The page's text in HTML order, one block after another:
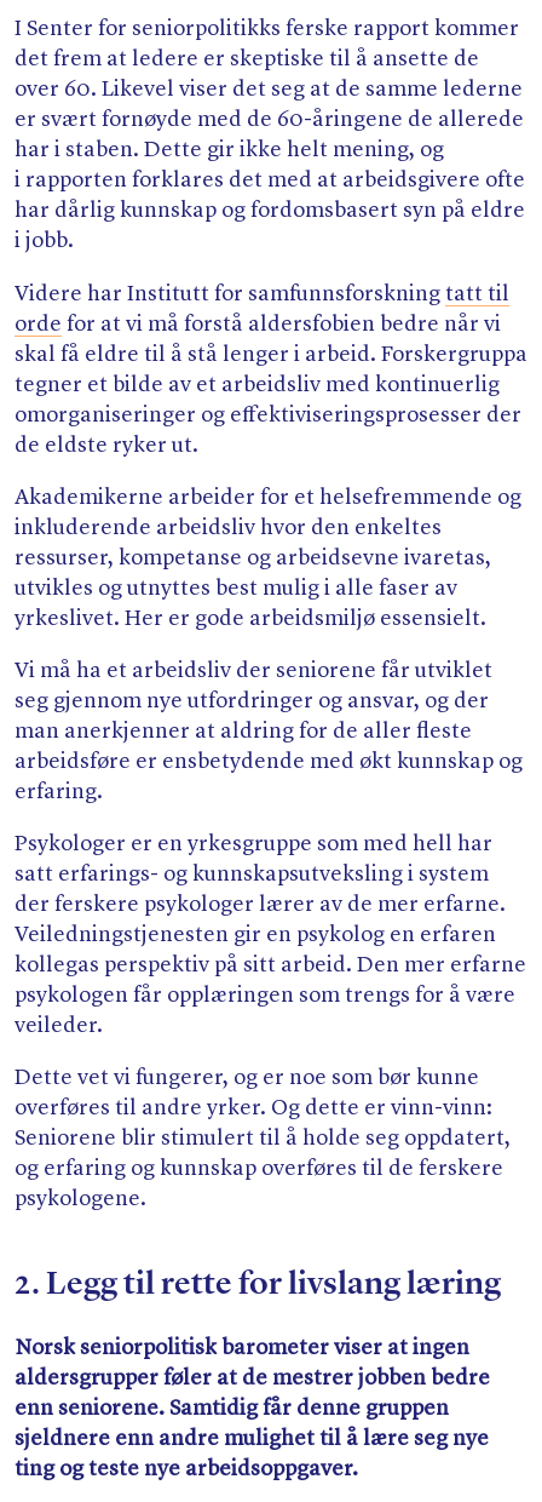
I Senter for seniorpolitikks ferske rapport kommer
det frem at ledere er skeptiske til å ansette de
over 60. Likevel viser det seg at de samme lederne
er svært fornøyde med de 60-åringene de allerede
har i staben. Dette gir ikke helt mening, og
i rapporten forklares det med at arbeidsgivere ofte
har dårlig kunnskap og fordomsbasert syn på eldre
i jobb.
Videre har Institutt for samfunnsforskning tatt til
orde for at vi må forstå aldersfobien bedre når vi
skal få eldre til å stå lenger i arbeid. Forskergruppa
tegner et bilde av et arbeidsliv med kontinuerlig
omorganiseringer og effektiviseringsprosesser der
de eldste ryker ut.
Akademikerne arbeider for et helsefremmende og
inkluderende arbeidsliv hvor den enkeltes
ressurser, kompetanse og arbeidsevne ivaretas,
utvikles og utnyttes best mulig i alle faser av
yrkeslivet. Her er gode arbeidsmiljø essensielt.
Vi må ha et arbeidsliv der seniorene får utviklet
seg gjennom nye utfordringer og ansvar, og der
man anerkjenner at aldring for de aller fleste
arbeidsføre er ensbetydende med økt kunnskap og
erfaring.
Psykologer er en yrkesgruppe som med hell har
satt erfarings- og kunnskapsutveksling i system
der ferskere psykologer lærer av de mer erfarne.
Veiledningstjenesten gir en psykolog en erfaren
kollegas perspektiv på sitt arbeid. Den mer erfarne
psykologen får opplæringen som trengs for å være
veileder.
Dette vet vi fungerer, og er noe som bør kunne
overføres til andre yrker. Og dette er vinn-vinn:
Seniorene blir stimulert til å holde seg oppdatert,
og erfaring og kunnskap overføres til de ferskere
psykologene.
2. Legg til rette for livslang læring
Norsk seniorpolitisk barometer viser at ingen
aldersgrupper føler at de mestrer jobben bedre
enn seniorene. Samtidig får denne gruppen
sjeldnere enn andre mulighet til å lære seg nye
ting og teste nye arbeidsoppgaver.